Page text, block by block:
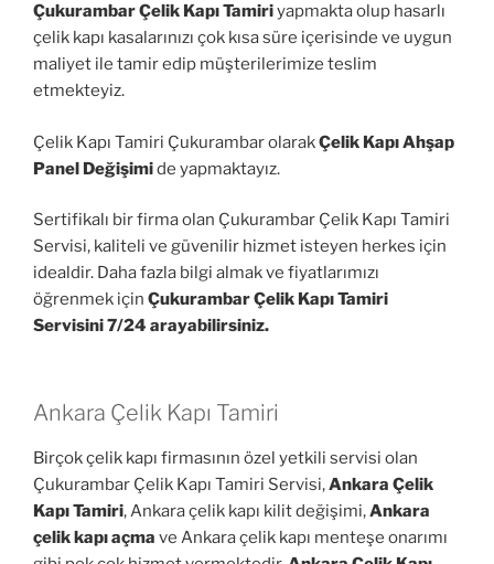
Çukurambar Çelik Kapı Tamiriyapmakta olup hasarlı
çelik kapı kasalarınızı çok kısa süre içerisinde ve uygun
maliyet ile tamir edip müşterilerimize teslim
etmekteyiz.
Çelik Kapı Tamiri Çukurambar olarakÇelik Kapı Ahşap
Panel Değişimide yapmaktayız.
Sertifikalı bir firma olan Çukurambar Çelik Kapı Tamiri
Servisi, kaliteli ve güvenilir hizmet isteyen herkes için
idealdir. Daha fazla bilgi almak ve fiyatlarımızı
öğrenmek için Çukurambar Çelik Kapı Tamiri
Servisini 7/24 arayabilirsiniz.
Ankara Çelik Kapı Tamiri
Birçok çelik kapı firmasının özel yetkili servisi olan
Çukurambar Çelik Kapı Tamiri Servisi,Ankara Çelik
Kapı Tamiri, Ankara çelik kapı kilit değişimi,Ankara
çelik kapı açma ve Ankara çelik kapı menteşe onarımı